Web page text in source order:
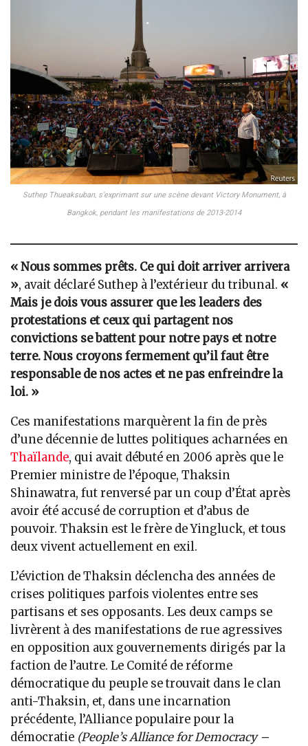
Suthep Thueaksuban, s’exprimant sur une scène devant Victory Monument, à
Bangkok, pendant les manifestations de 2013-2014
« Nous sommes prêts. Ce qui doit arriver arrivera
», avait déclaré Suthep à l’extérieur du tribunal. «
Mais je dois vous assurer que les leaders des
protestations et ceux qui partagent nos
convictions se battent pour notre pays et notre
terre. Nous croyons fermement qu’il faut être
responsable de nos actes et ne pas enfreindre la
loi. »
Ces manifestations marquèrent la fin de près
d’une décennie de luttes politiques acharnées en
Thaïlande, qui avait débuté en 2006 après que le
Premier ministre de l’époque, Thaksin
Shinawatra, fut renversé par un coup d’État après
avoir été accusé de corruption et d’abus de
pouvoir. Thaksin est le frère de Yingluck, et tous
deux vivent actuellement en exil.
L’éviction de Thaksin déclencha des années de
crises politiques parfois violentes entre ses
partisans et ses opposants. Les deux camps se
livrèrent à des manifestations de rue agressives
en opposition aux gouvernements dirigés par la
faction de l’autre. Le Comité de réforme
démocratique du peuple se trouvait dans le clan
anti-Thaksin, et, dans une incarnation
précédente, l’Alliance populaire pour la
démocratie (People’s Alliance for Democracy –